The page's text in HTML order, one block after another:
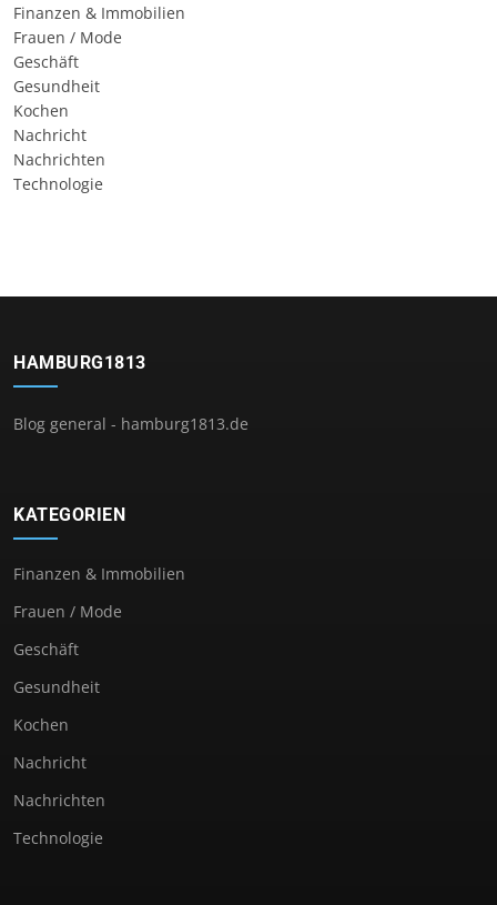
Finanzen & Immobilien
Frauen / Mode
Geschäft
Gesundheit
Kochen
Nachricht
Nachrichten
Technologie
HAMBURG1813
Blog general - hamburg1813.de
KATEGORIEN
Finanzen & Immobilien
Frauen / Mode
Geschäft
Gesundheit
Kochen
Nachricht
Nachrichten
Technologie